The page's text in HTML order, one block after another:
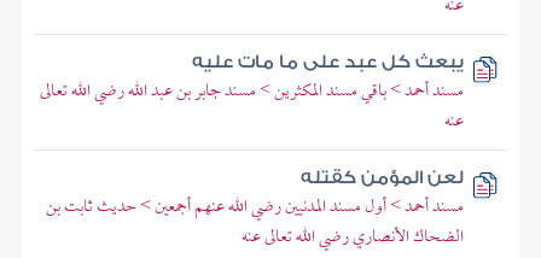
يبعث كل عبد على ما مات عليه
مسند أحمد > باقي مسند المكثرين > مسند جابر بن عبد الله رضي الله تعالى
عنه
لعن المؤمن كقتله
مسند أحمد > أول مسند المدنيين رضي الله عنهم أجمعين > حديث ثابت بن
الضحاك الأنصاري رضي الله تعالى عنه